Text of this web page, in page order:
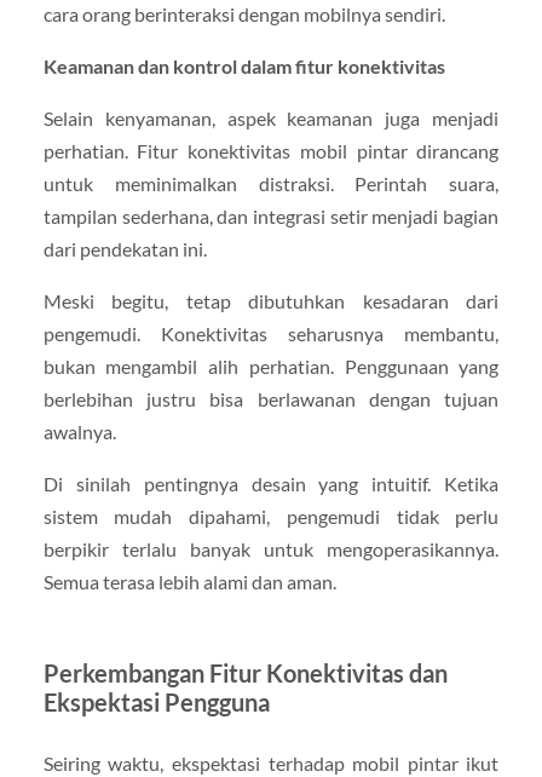
cara orang berinteraksi dengan mobilnya sendiri.
Keamanan dan kontrol dalam fitur konektivitas
Selain kenyamanan, aspek keamanan juga menjadi
perhatian. Fitur konektivitas mobil pintar dirancang
untuk meminimalkan distraksi. Perintah suara,
tampilan sederhana, dan integrasi setir menjadi bagian
dari pendekatan ini.
Meski begitu, tetap dibutuhkan kesadaran dari
pengemudi. Konektivitas seharusnya membantu,
bukan mengambil alih perhatian. Penggunaan yang
berlebihan justru bisa berlawanan dengan tujuan
awalnya.
Di sinilah pentingnya desain yang intuitif. Ketika
sistem mudah dipahami, pengemudi tidak perlu
berpikir terlalu banyak untuk mengoperasikannya.
Semua terasa lebih alami dan aman.
Perkembangan Fitur Konektivitas dan
Ekspektasi Pengguna
Seiring waktu, ekspektasi terhadap mobil pintar ikut